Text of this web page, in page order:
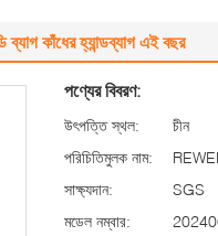
কাঁধের হ্যান্ডব্যাগ এই বছর
পণ্যের বিবরণ:
উৎপত্তি স্থল:
চীন
পরিচিতিমুলক নাম:
সাক্ষ্যদান:
SGS
মডেল নম্বার: